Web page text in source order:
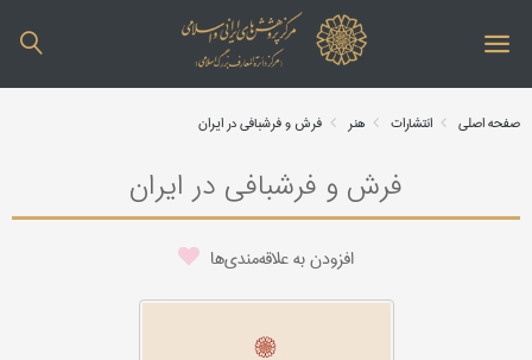
صفحه اصلی انتشارات هنر فرش و فرش‎بافی در ایران
فرش و فرش‎بافی در ایران
افزودن به علاقه‌مندی‌ها